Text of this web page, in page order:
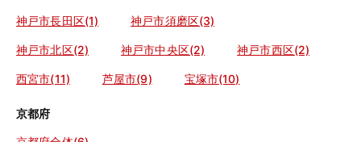
神戸市長田区(1) 神戸市須磨区(3)
神戸市北区(2) 神戸市中央区(2) 神戸市西区(2)
西宮市(11) 芦屋市(9) 宝塚市(10)
京都府